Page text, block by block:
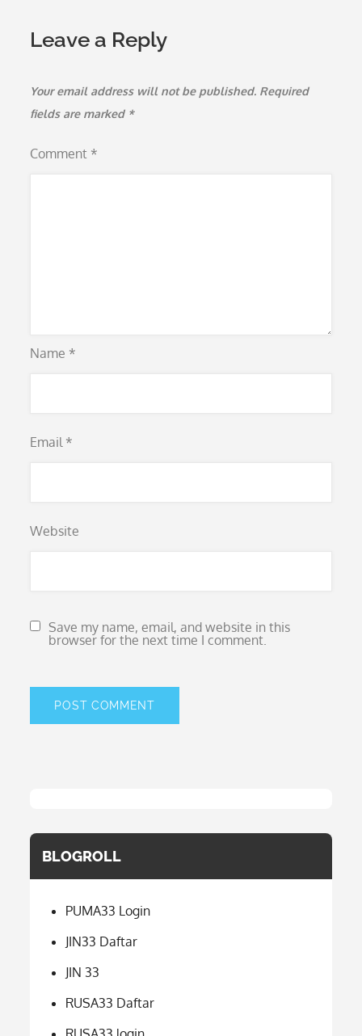
Leave a Reply
Your email address will not be published. Required
fields are marked *
Comment *
Name *
Email *
Website
Save my name, email, and website in this
browser for the next time I comment.
BLOGROLL
PUMA33 Login
JIN33 Daftar
JIN 33
RUSA33 Daftar